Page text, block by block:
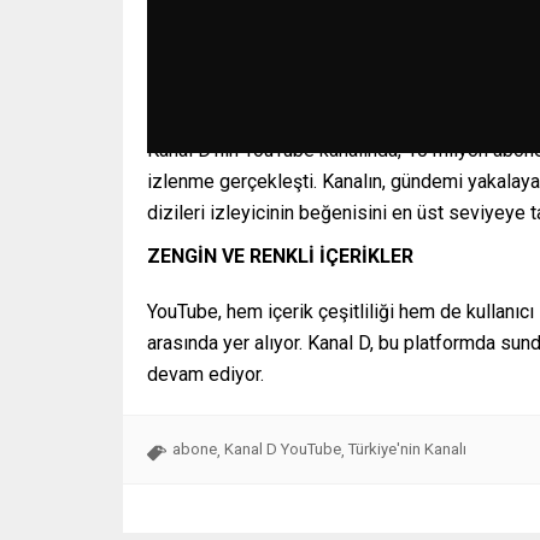
Kanal D’nin YouTube kanalında, 10 milyon
izlenme gerçekleşti. Kanalın, gündemi
dizileri izleyicinin beğenisini en üst seviyeye
ZENGİN VE RENKLİ İÇERİKLER
YouTube, hem içerik çeşitliliği hem de kullanıcı
arasında yer alıyor. Kanal D, bu platformda
devam ediyor.
abone, Kanal D YouTube, Türkiye'nin Kanalı